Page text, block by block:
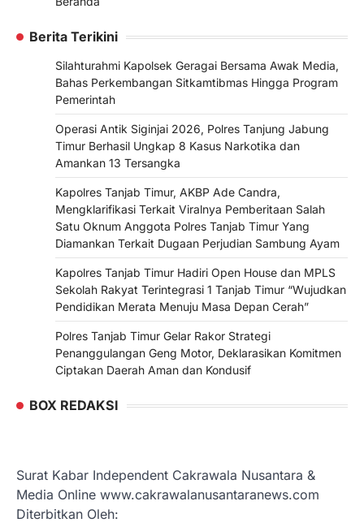
Berita Terikini
Silahturahmi Kapolsek Geragai Bersama Awak Media,
Bahas Perkembangan Sitkamtibmas Hingga Program
Pemerintah
Operasi Antik Siginjai 2026, Polres Tanjung Jabung
Timur Berhasil Ungkap 8 Kasus Narkotika dan
Amankan 13 Tersangka
Kapolres Tanjab Timur, AKBP Ade Candra,
Mengklarifikasi Terkait Viralnya Pemberitaan Salah
Satu Oknum Anggota Polres Tanjab Timur Yang
Diamankan Terkait Dugaan Perjudian Sambung Ayam
Kapolres Tanjab Timur Hadiri Open House dan MPLS
Sekolah Rakyat Terintegrasi 1 Tanjab Timur “Wujudkan
Pendidikan Merata Menuju Masa Depan Cerah”
Polres Tanjab Timur Gelar Rakor Strategi
Penanggulangan Geng Motor, Deklarasikan Komitmen
Ciptakan Daerah Aman dan Kondusif
BOX REDAKSI
Surat Kabar Independent Cakrawala Nusantara &
Media Online www.cakrawalanusantaranews.com
Diterbitkan Oleh: